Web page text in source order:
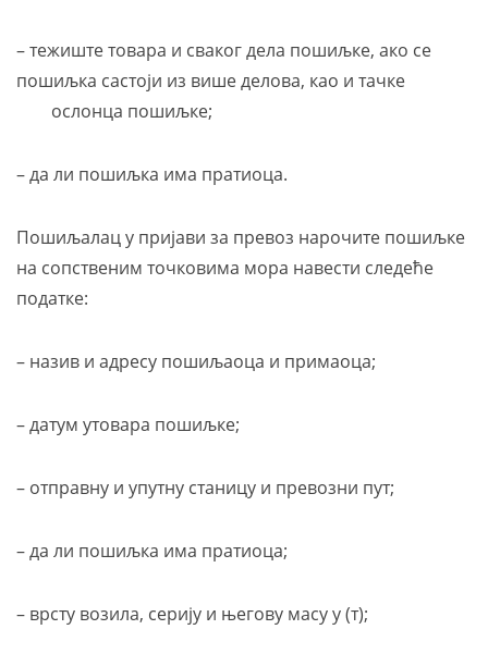
– тежиште товара и сваког дела пошиљке, ако се
пошиљка састоји из више делова, као и тачке
ослонца пошиљке;
– да ли пошиљка има пратиоца.
Пошиљалац у пријави за превоз нарочите пошиљке
на сопственим точковима мора навести следеће
податке:
– назив и адресу пошиљаоца и примаоца;
– датум утовара пошиљке;
– отправну и упутну станицу и превозни пут;
– да ли пошиљка има пратиоца;
– врсту возила, серију и његову масу у (т);